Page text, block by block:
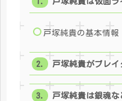
戸塚純貴の基本情報
戸塚純貴がブレ
戸塚純貴は銀魂な